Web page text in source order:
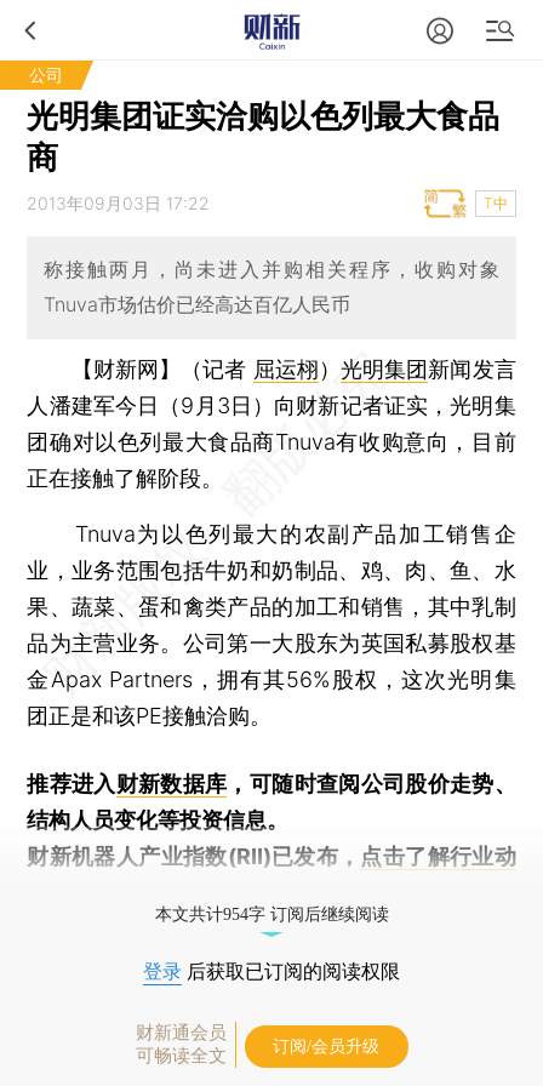
公司
光明集团证实洽购以色列最大食品
商
2013年09月03日 17:22 T中
称接触两月，尚未进入并购相关程序，收购对象
Tnuva市场估价已经高达百亿人民币
【财新网】（记者 屈运栩） 光明集团新闻发言
人潘建军今日（9月3日）向财新记者证实，光明集
团确对以色列最大食品商Tnuva有收购意向，目前
正在接触了解阶段。
Tnuva为以色列最大的农副产品加工销售企
业，业务范围包括牛奶和奶制品、鸡、肉、鱼、水
果、蔬菜、蛋和禽类产品的加工和销售，其中乳制
品为主营业务。公司第一大股东为英国私募股权基
金Apax Partners，拥有其56%股权，这次光明集
团正是和该PE接触洽购。
推荐进入财新数据库 ，可随时查阅公司股价走势、
结构人员变化等投资信息。
财新机器人产业指数(RII)已发布， 点击了解行业动
本文共计954字 订阅后继续阅读
登录 后获取已订阅的阅读权限
财新通会员
可畅读全文
订阅/会员升级